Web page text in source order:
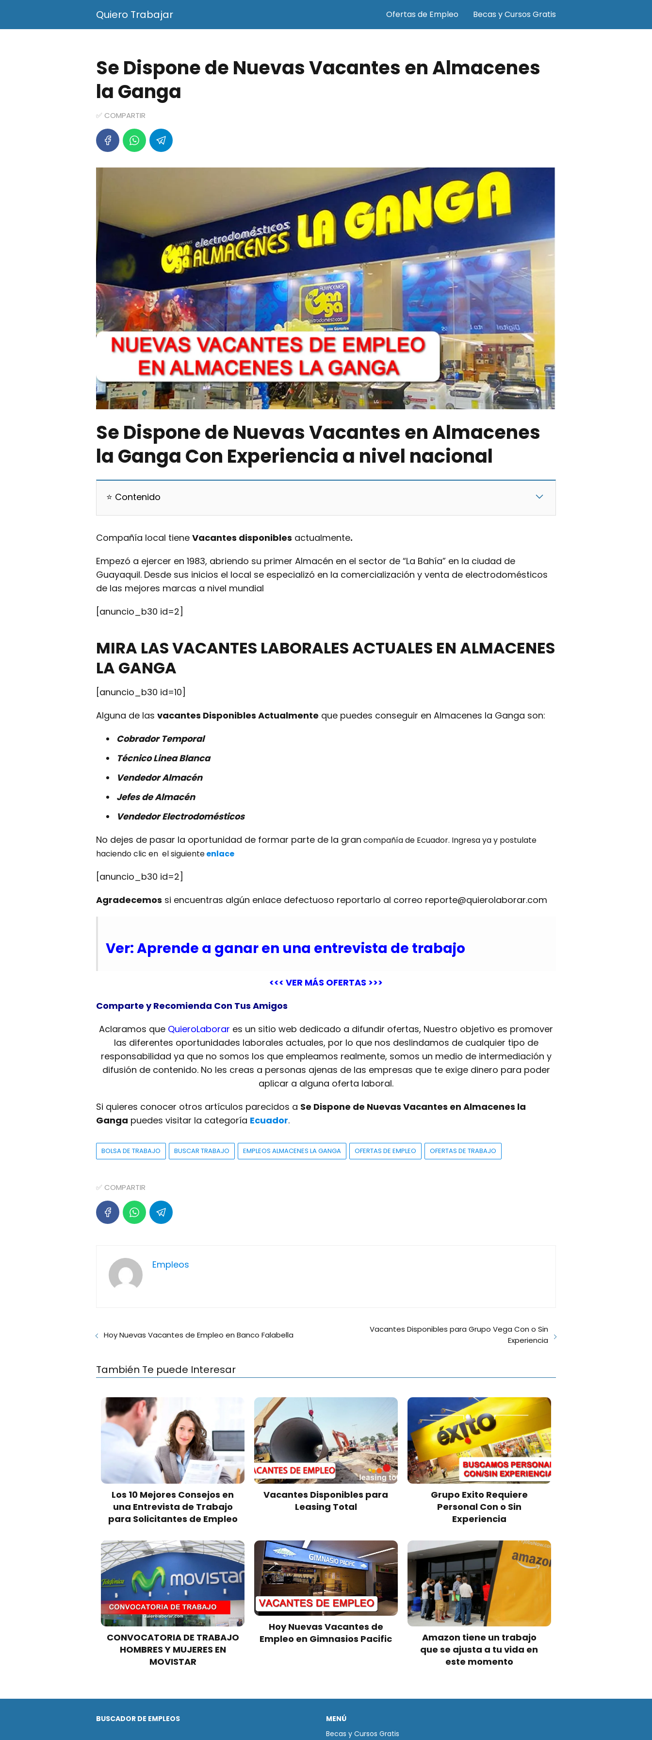
Quiero Trabajar Ofertas de Empleo Becas y Cursos Gratis
Se Dispone de Nuevas Vacantes en Almacenes
la Ganga
✅ COMPARTIR
Se Dispone de Nuevas Vacantes en Almacenes
la Ganga Con Experiencia a nivel nacional
⭐ Contenido
Compañía local tiene Vacantes disponibles actualmente.
Empezó a ejercer en 1983, abriendo su primer Almacén en el sector de “La Bahía” en la ciudad de
Guayaquil. Desde sus inicios el local se especializó en la comercialización y venta de electrodomésticos
de las mejores marcas a nivel mundial
[anuncio_b30 id=2]
MIRA LAS VACANTES LABORALES ACTUALES EN ALMACENES
LA GANGA
[anuncio_b30 id=10]
Alguna de las vacantes Disponibles Actualmente que puedes conseguir en Almacenes la Ganga son:
Cobrador Temporal
Técnico Linea Blanca
Vendedor Almacén
Jefes de Almacén
VendedorElectrodomésticos
No dejes de pasar la oportunidad de formar parte de la gran compañía de Ecuador. Ingresa ya y postulate
haciendo clic en el siguienteenlace
[anuncio_b30 id=2]
Agradecemos si encuentras algún enlace defectuoso reportarlo al correo reporte@quierolaborar.com
Ver: Aprende a ganar en una entrevista de trabajo
<<< VER MÁS OFERTAS >>>
Comparte y Recomienda Con Tus Amigos
Aclaramos que QuieroLaborar es un sitio web dedicado a difundir ofertas, Nuestro objetivo es promover
las diferentes oportunidades laborales actuales, por lo que nos deslindamos de cualquier tipo de
responsabilidad ya que no somos los que empleamos realmente, somos un medio de intermediación y
difusión de contenido. No les creas a personas ajenas de las empresas que te exige dinero para poder
aplicar a alguna oferta laboral.
Si quieres conocer otros artículos parecidos a Se Dispone de Nuevas Vacantes en Almacenes la
Ganga puedes visitar la categoría Ecuador.
BOLSA DE TRABAJO BUSCAR TRABAJO EMPLEOS ALMACENES LA GANGA OFERTAS DE EMPLEO OFERTAS DE TRABAJO
✅ COMPARTIR
Empleos
Hoy Nuevas Vacantes de Empleo en Banco Falabella
Vacantes Disponibles para Grupo Vega Con o Sin
Experiencia
También Te puede Interesar
Los 10 Mejores Consejos en
una Entrevista de Trabajo
para Solicitantes de Empleo
Vacantes Disponibles para
Leasing Total
Grupo Exito Requiere
Personal Con o Sin
Experiencia
CONVOCATORIA DE TRABAJO
HOMBRES Y MUJERES EN
MOVISTAR
Hoy Nuevas Vacantes de
Empleo en Gimnasios Pacific
Amazon tiene un trabajo
que se ajusta a tu vida en
este momento
BUSCADOR DE EMPLEOS
MENÚ
Becas y Cursos Gratis